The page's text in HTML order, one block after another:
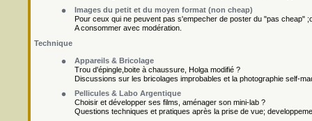
Images du petit et du moyen format (non cheap)
Pour ceux qui ne peuvent pas s'empecher de poster du "pas cheap"
A consommer avec modération.
Technique
Appareils & Bricolage
Trou d'épingle,boite à chaussure, Holga modifié ?
Discussions sur les bricolages improbables et la photographie self-
Pellicules & Labo Argentique
Choisir et développer ses films, aménager son mini-lab ?
Questions techniques et pratiques après la prise de vue;